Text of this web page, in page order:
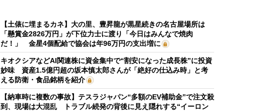
【土俵に埋まるカネ】大の里、豊昇龍が黒星続きの名古屋場所は
「懸賞金2826万円」が下位力士に渡り「今日はみんなで焼肉
だ！」 金星4個配給で協会は年96万円の支出増に
キオクシアなどAI関連株に資金集中で“割安になった成長株”に投資
妙味 資産1.5億円超の坂本慎太郎さんが「絶好の仕込み時」と考
える防衛・食品銘柄を紹介
【納車時に複数の事故】テスラジャパン“多額のEV補助金”で注文殺
到、現場は大混乱 トラブル続発の背後に見え隠れする“イーロン